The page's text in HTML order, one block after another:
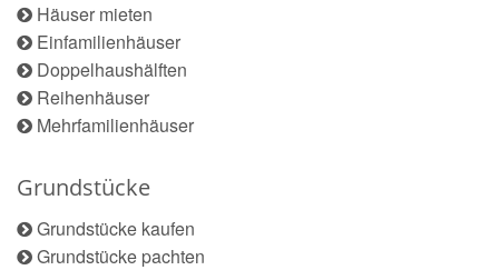
Häuser mieten
Einfamilienhäuser
Doppelhaushälften
Reihenhäuser
Mehrfamilienhäuser
Grundstücke
Grundstücke kaufen
Grundstücke pachten